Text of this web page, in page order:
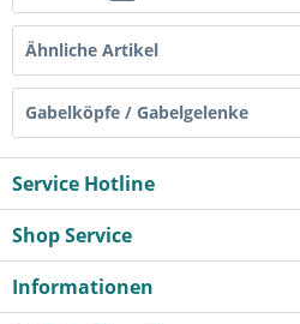
Ähnliche Artikel
Gabelköpfe / Gabelgelenke
Service Hotline
Shop Service
Informationen